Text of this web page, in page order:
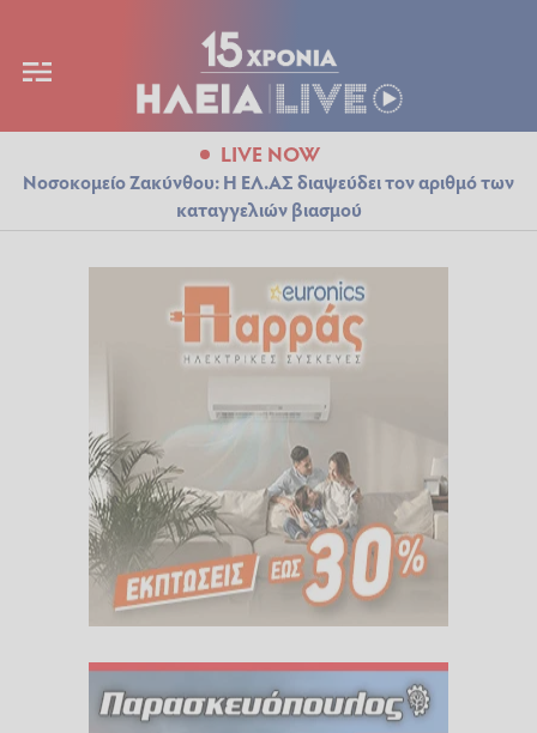
LIVE NOW
Νοσοκομείο Ζακύνθου: Η ΕΛ.ΑΣ διαψεύδει τον αριθμό των
καταγγελιών βιασμού